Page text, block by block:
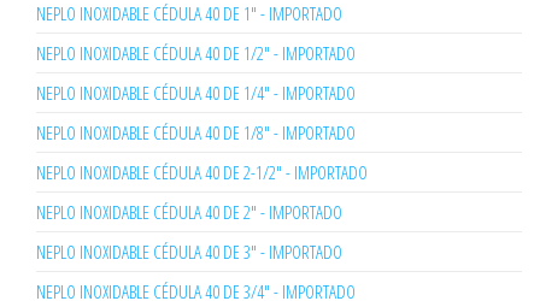
NEPLO INOXIDABLE CÉDULA 40 DE 1" - IMPORTADO
NEPLO INOXIDABLE CÉDULA 40 DE 1/2" - IMPORTADO
NEPLO INOXIDABLE CÉDULA 40 DE 1/4" - IMPORTADO
NEPLO INOXIDABLE CÉDULA 40 DE 1/8" - IMPORTADO
NEPLO INOXIDABLE CÉDULA 40 DE 2-1/2" - IMPORTADO
NEPLO INOXIDABLE CÉDULA 40 DE 2" - IMPORTADO
NEPLO INOXIDABLE CÉDULA 40 DE 3" - IMPORTADO
NEPLO INOXIDABLE CÉDULA 40 DE 3/4" - IMPORTADO